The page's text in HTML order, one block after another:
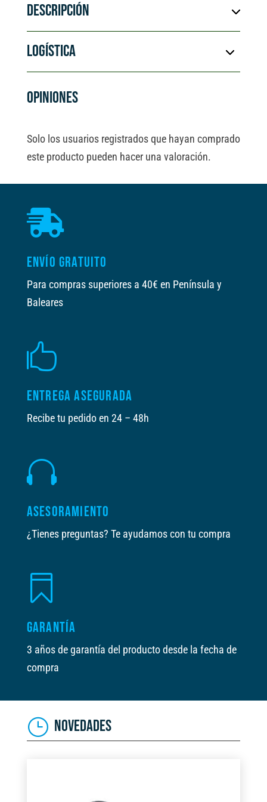
DESCRIPCIÓN
LOGÍSTICA
OPINIONES
Solo los usuarios registrados que hayan comprado
este producto pueden hacer una valoración.

ENVÍO GRATUITO
Para compras superiores a 40€ en Península y
Baleares

ENTREGA ASEGURADA
Recibe tu pedido en 24 – 48h

ASESORAMIENTO
¿Tienes preguntas? Te ayudamos con tu compra

GARANTÍA
3 años de garantía del producto desde la fecha de
compra
NOVEDADES